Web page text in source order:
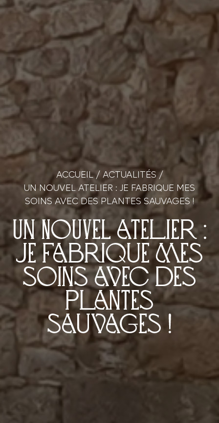
ACCUEIL/ ACTUALITÉS/
UN NOUVEL ATELIER : JE FABRIQUE MES
SOINS AVEC DES PLANTES SAUVAGES !
Un NOUVEL atelier :
Je fabrique mes
soins avec des
plantes
sauvages !